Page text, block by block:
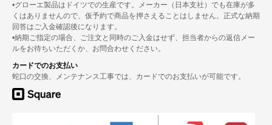
•グローエ製品はドイツでの生産です。メーカー（日本支社）でも在庫が多
くはありませんので、仮予約で商品を押さえることはしません。正式な納期
回答はご入金確認後になります。
•納期ご指定の場合、ご注文と同時のご入金はせず、担当者からの返信メー
ルをお待ちいただくか、お問合わせください。
カードでのお支払い
蛇口の交換、メンテナンス工事では、カードでのお支払いが可能です。